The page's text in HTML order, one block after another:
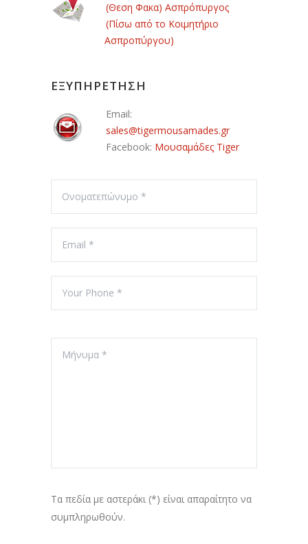
(Θεση Φακα) Ασπρόπυργος
(Πίσω από το Κοιμητήριο
Ασπροπύργου)
ΕΞΥΠΗΡΕΤΗΣΗ
Email:
sales@tigermousamades.gr
Facebook: Μουσαμάδες Tiger
Τα πεδία με αστεράκι (*) είναι απαραίτητο να
συμπληρωθούν.